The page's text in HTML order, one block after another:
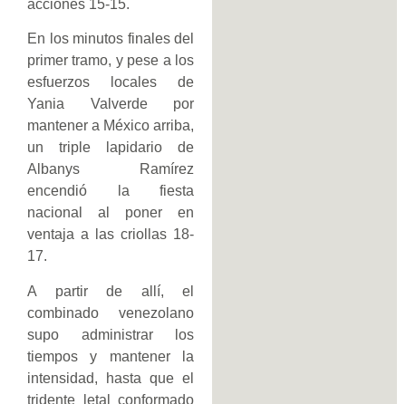
acciones 15-15.
En los minutos finales del
primer tramo, y pese a los
esfuerzos locales de
Yania Valverde por
mantener a México arriba,
un triple lapidario de
Albanys Ramírez
encendió la fiesta
nacional al poner en
ventaja a las criollas 18-
17.
A partir de allí, el
combinado venezolano
supo administrar los
tiempos y mantener la
intensidad, hasta que el
tridente letal conformado